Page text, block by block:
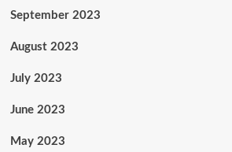
September 2023
August 2023
July 2023
June 2023
May 2023